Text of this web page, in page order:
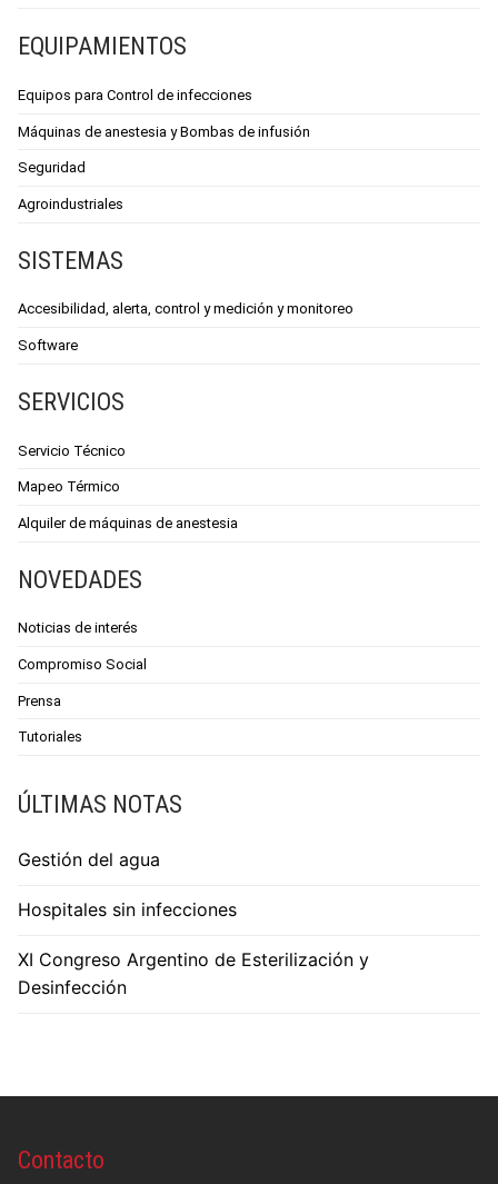
EQUIPAMIENTOS
Equipos para Control de infecciones
Máquinas de anestesia y Bombas de infusión
Seguridad
Agroindustriales
SISTEMAS
Accesibilidad, alerta, control y medición y monitoreo
Software
SERVICIOS
Servicio Técnico
Mapeo Térmico
Alquiler de máquinas de anestesia
NOVEDADES
Noticias de interés
Compromiso Social
Prensa
Tutoriales
ÚLTIMAS NOTAS
Gestión del agua
Hospitales sin infecciones
XI Congreso Argentino de Esterilización y
Desinfección
Contacto